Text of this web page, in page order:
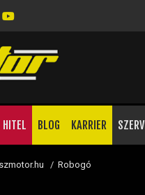
HITEL BLOG KARRIER
/ Robogó